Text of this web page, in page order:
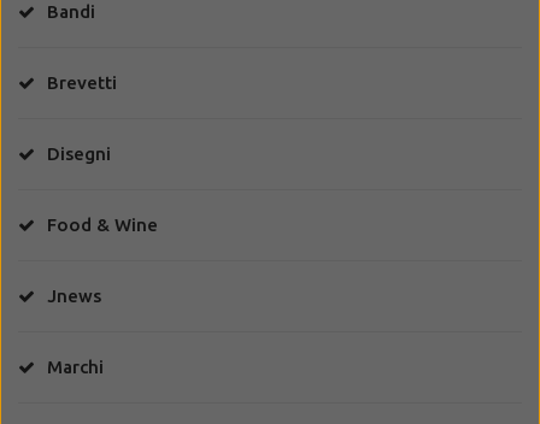
Bandi
Brevetti
Disegni
Food & Wine
Jnews
Marchi